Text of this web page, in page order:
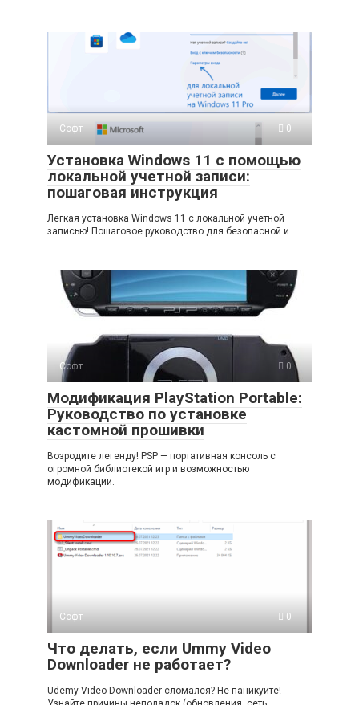
Софт 0
Установка Windows 11 с помощью
локальной учетной записи:
пошаговая инструкция
Легкая установка Windows 11 с локальной учетной
записью! Пошаговое руководство для безопасной и
Софт 0
Модификация PlayStation Portable:
Руководство по установке
кастомной прошивки
Возродите легенду! PSP — портативная консоль с
огромной библиотекой игр и возможностью
модификации.
Софт 0
Что делать, если Ummy Video
Downloader не работает?
Udemy Video Downloader сломался? Не паникуйте!